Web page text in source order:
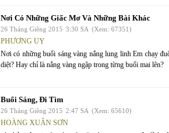
Nơi Có Những Giấc Mơ Và Những Bài Khác
26 Tháng Giêng 2015 3:30 SA (Xem: 67351)
PHƯƠNG UY
Nơi có những buổi sáng vàng nắng lung linh Em chạy
diệt? Hay chỉ là nắng vàng ngập trong từng buổi mai lên?
Buổi Sáng, Đi Tìm
26 Tháng Giêng 2015 2:47 SA (Xem: 65610)
HOÀNG XUÂN SƠN